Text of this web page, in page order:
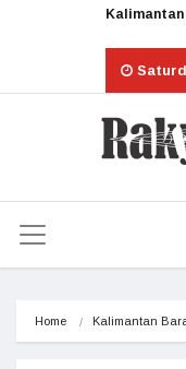
Home Kalimantan